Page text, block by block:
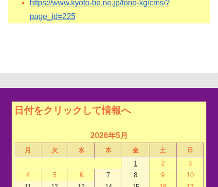
https://www.kyoto-be.ne.jp/tono-kg/cms/?
page_id=225
日付をクリックして情報へ
2026年5月
月 火 水 木 金 土
日
1
2
3
4
5 6 7 8 9
10